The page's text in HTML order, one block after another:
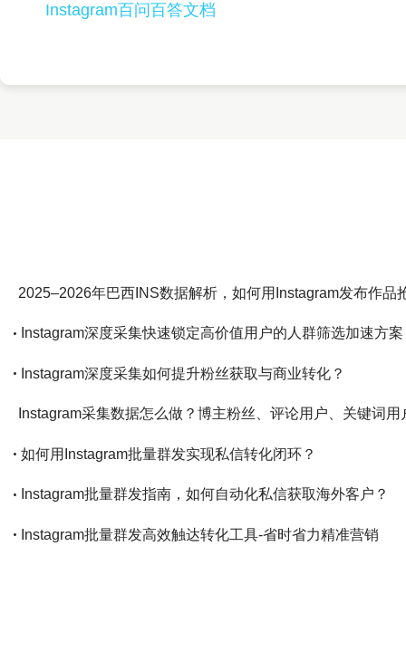
Instagram百问百答文档
2025–2026年巴西INS数据解析，如何用Instagram发布作品
Instagram深度采集快速锁定高价值用户的人群筛选加速方案
Instagram深度采集如何提升粉丝获取与商业转化？
Instagram采集数据怎么做？博主粉丝、评论用户、关键词
如何用Instagram批量群发实现私信转化闭环？
Instagram批量群发指南，如何自动化私信获取海外客户？
Instagram批量群发高效触达转化工具-省时省力精准营销